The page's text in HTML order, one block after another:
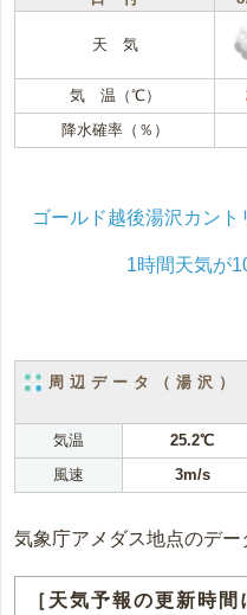
天 気
気 温（℃）
降水確率（％）
ゴールド越後湯沢カン
1時間天気が
周辺データ（湯沢）
気温 25.2℃
風速
3m/s
気象庁アメダス地点のデー
［天気予報の更新時間